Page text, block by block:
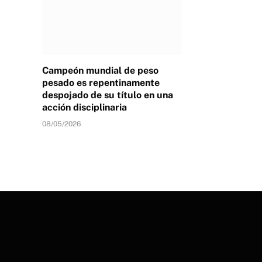
Campeón mundial de peso
pesado es repentinamente
despojado de su título en una
acción disciplinaria
08/05/2026